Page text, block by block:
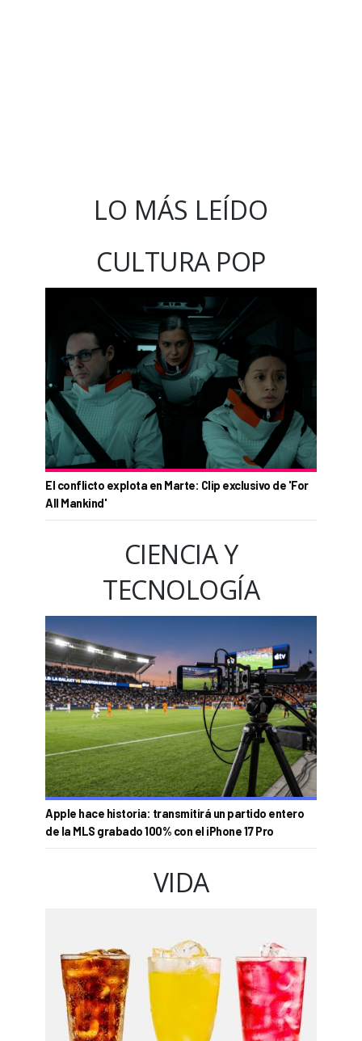
LO MÁS LEÍDO
CULTURA POP
El conflicto explota en Marte: Clip exclusivo de 'For
All Mankind'
CIENCIA Y
TECNOLOGÍA
Apple hace historia: transmitirá un partido entero
de la MLS grabado 100% con el iPhone 17 Pro
VIDA